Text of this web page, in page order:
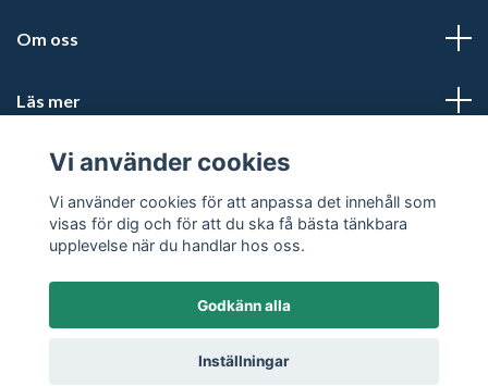
Om oss
Läs mer
Sociala medier
© 2026 Friluftsportalen
Vi använder cookies
Vi använder cookies för att anpassa det innehåll som
visas för dig och för att du ska få bästa tänkbara
upplevelse när du handlar hos oss.
Godkänn alla
Inställningar